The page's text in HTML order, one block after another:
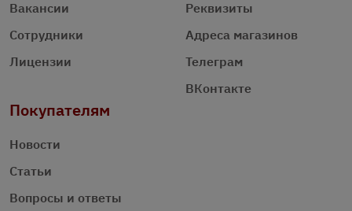
Вакансии
Сотрудники
Лицензии
Реквизиты
Адреса магазинов
Телеграм
ВКонтакте
Покупателям
Новости
Статьи
Вопросы и ответы